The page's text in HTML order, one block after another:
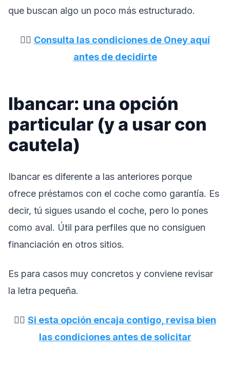
que buscan algo un poco más estructurado.
👉🏼 Consulta las condiciones de Oney aquí
antes de decidirte
Ibancar: una opción
particular (y a usar con
cautela)
Ibancar es diferente a las anteriores porque
ofrece préstamos con el coche como garantía. Es
decir, tú sigues usando el coche, pero lo pones
como aval. Útil para perfiles que no consiguen
financiación en otros sitios.
Es para casos muy concretos y conviene revisar
la letra pequeña.
👉🏼 Si esta opción encaja contigo, revisa bien
las condiciones antes de solicitar